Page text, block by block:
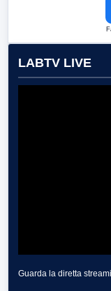
LABTV LIVE
Guarda la diretta